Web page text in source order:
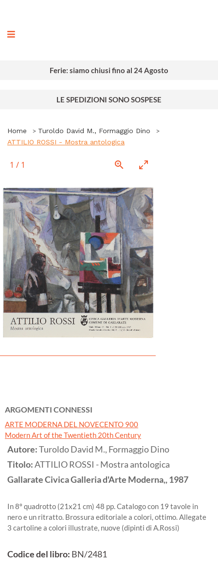
Ferie: siamo chiusi fino al 24 Agosto
LE SPEDIZIONI SONO SOSPESE
Home
Turoldo David M., Formaggio Dino
ATTILIO ROSSI - Mostra antologica
1 / 1
ARGOMENTI CONNESSI
ARTE MODERNA DEL NOVECENTO 900
Modern Art of the Twentieth 20th Century
Autore:Turoldo David M., Formaggio Dino
Titolo:ATTILIO ROSSI - Mostra antologica
GallarateCivica Galleria d'Arte Moderna,,1987
In 8º quadrotto (21x21 cm) 48 pp. Catalogo con 19 tavole in
nero e un ritratto. Brossura editoriale a colori, ottimo. Allegate
3 cartoline a colori illustrate, nuove (dipinti di A.Rossi)
Codice del libro: BN/2481